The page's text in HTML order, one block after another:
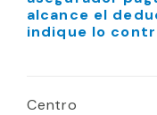
alcance el
indique lo
Centro